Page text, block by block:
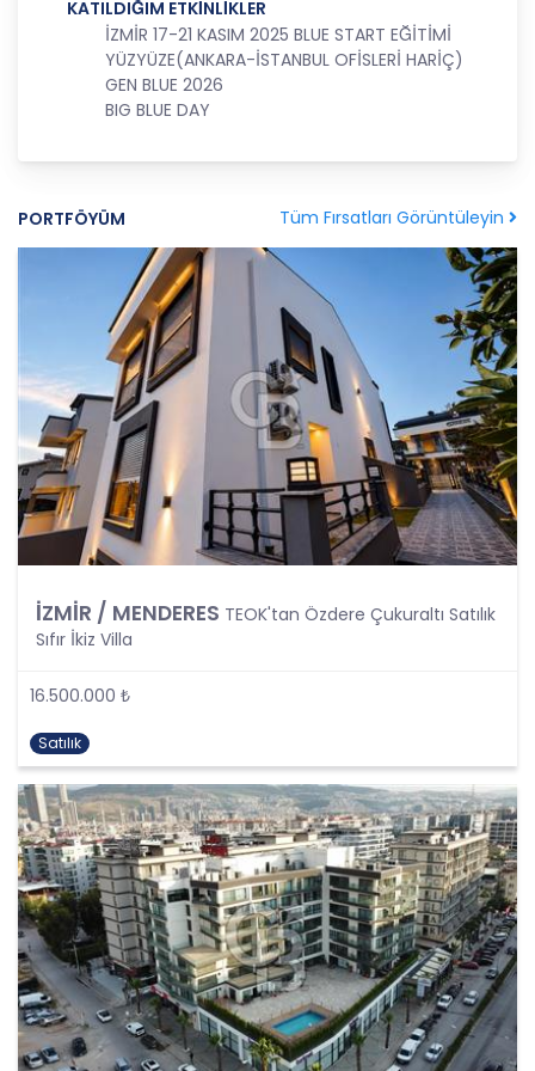
3. Belirli, Açık ve Meşru Amaçlarla İşleme
CB Gayrimenkul Franchising Pazarlama ve
Danışmanlık Hizmetleri A.Ş.; kişisel verilerin hangi
kişisel veriler işlenmeden önce veri sahiplerinin
belirtilen meşru ve hukuka uygun amaçlar
4. İşlendikleri Amaçla Bağlantılı, Sınırlı ve Ölçülü
CB Gayrimenkul Franchising Pazarlama ve
Danışmanlık Hizmetleri A.Ş.; kişisel verileri
belirlenen amaçların gerçekleştirilmesine elverişli
bir biçimde işleyecek ve amacın
gerçekleştirilmesi ile ilgili olmayan veya ihtiyaç
duyulmayan kişisel verilerin işlenmesinden
kaçınacaktır.
5. İlgili Mevzuatta Öngörülen veya İşlendikleri
Amaç İçin Gerekli Olan Süre Kadar Muhafaza
CB Gayrimenkul Franchising Pazarlama ve
138. maddesine ve KVK Kanunu’nun 4. ve 7.
yalnızca ilgili mevzuat ve kanunlarda öngörülen
veya kişisel veri işleme amacının gerektirdiği süre
kadar muhafaza edecektir. CB Gayrimenkul
Franchising Pazarlama ve Danışmanlık Hizmetleri
A.Ş. öncelikle ilgili mevzuatta kişisel verilerin
saklanması için bir süre öngörülüp
öngörülmediğini tespit edecek, bir süre
belirlenmişse bu süreye uygun davranacak, bir
süre belirlenmemişse kişisel verileri işlendikleri
amaç için gerekli olan süre kadar muhafaza
edecektir. Sürenin bitimi veya işlenmesini
gerektiren sebeplerin ortadan kalkması halinde
kişisel veriler CB CB Gayrimenkul Franchising
Pazarlama ve Danışmanlık Hizmetleri A.Ş.
KATILDIĞIM ETKİNLİKLER
İZMİR 17-21 KASIM 2025 BLUE START EĞİTİMİ
YÜZYÜZE(ANKARA-İSTANBUL OFİSLERİ HARİÇ)
GEN BLUE 2026
BIG BLUE DAY
PORTFÖYÜM Tüm Fırsatları Görüntüleyin
İZMİR / MENDERES TEOK'tan Özdere Çukuraltı Satılık
Sıfır İkiz Villa
16.500.000 ₺
Satılık